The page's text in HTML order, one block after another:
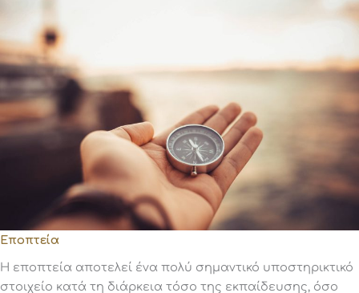
Εποπτεία
Η εποπτεία αποτελεί ένα πολύ σημαντικό υποστηρικτικό
στοιχείο κατά τη διάρκεια τόσο της εκπαίδευσης, όσο